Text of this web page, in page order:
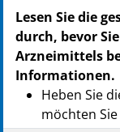
Lesen Sie die
durch, bevor
Arzneimittels
Informationen.
Heben Sie
möchten